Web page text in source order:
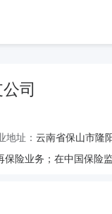
司
地址： 云南省保山市隆